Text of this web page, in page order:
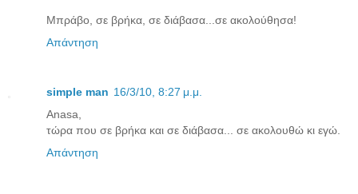
Μπράβο, σε βρήκα, σε διάβασα...σε ακολούθησα!
Απάντηση
simple man 16/3/10, 8:27 μ.μ.
Anasa,
τώρα που σε βρήκα και σε διάβασα... σε ακολουθώ κι εγώ.
Απάντηση